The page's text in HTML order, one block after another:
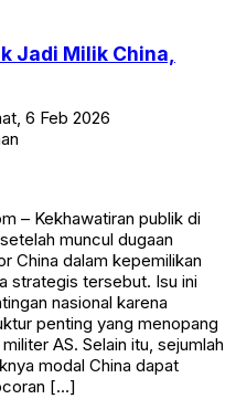
Jadi Milik China,
6 Feb 2026
– Kekhawatiran publik di
muncul dugaan
China dalam kepemilikan
strategis tersebut. Isu ini
nasional karena
penting yang menopang
AS. Selain itu, sejumlah
modal China dapat
[…]